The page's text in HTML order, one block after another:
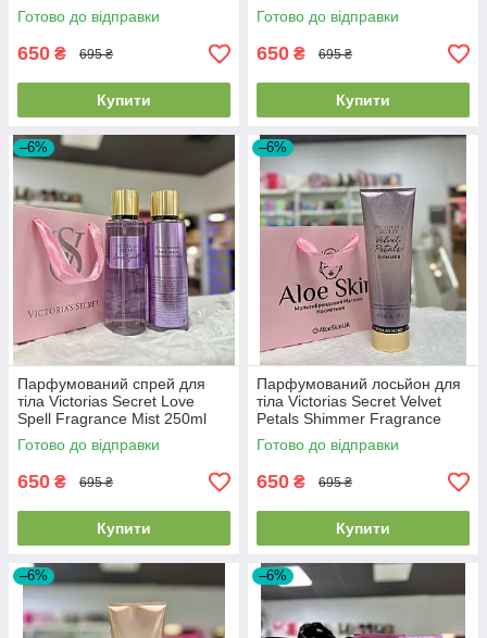
Готово до відправки
650 ₴ 695 ₴
Купити
Готово до відправки
650 ₴ 695 ₴
Купити
–6%
Парфумований спрей для
тіла Victorias Secret Love
Spell Fragrance Mist 250ml
Готово до відправки
650 ₴ 695 ₴
Купити
–6%
Парфумований лосьйон для
тіла Victorias Secret Velvet
Petals Shimmer Fragrance
Lotion 236ml
Готово до відправки
650 ₴ 695 ₴
Купити
–6% –6%